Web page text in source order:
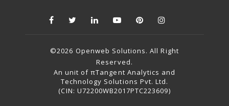
©2026 Openweb Solutions. All Right
Reserved.
An unit of πTangent Analytics and
Technology Solutions Pvt. Ltd.
(CIN: U72200WB2017PTC223609)